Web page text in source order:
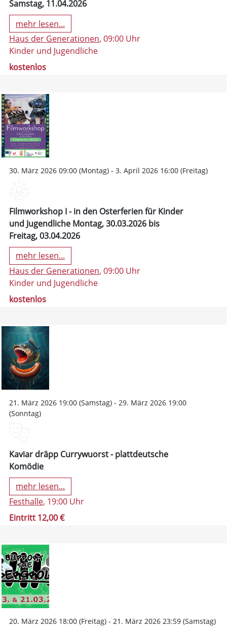
Samstag, 11.04.2026
mehr lesen...
Haus der Generationen, 09:00 Uhr
Kinder und Jugendliche
kostenlos
30. März 2026 09:00 (Montag) - 3. April 2026 16:00 (Freitag)
Filmworkshop I - in den Osterferien für Kinder
und Jugendliche Montag, 30.03.2026 bis
Freitag, 03.04.2026
mehr lesen...
Haus der Generationen, 09:00 Uhr
Kinder und Jugendliche
kostenlos
21. März 2026 19:00 (Samstag) - 29. März 2026 19:00
(Sonntag)
Kaviar dräpp Currywuorst - plattdeutsche
Komödie
mehr lesen...
Festhalle, 19:00 Uhr
Eintritt 12,00 €
20. März 2026 18:00 (Freitag) - 21. März 2026 23:59 (Samstag)